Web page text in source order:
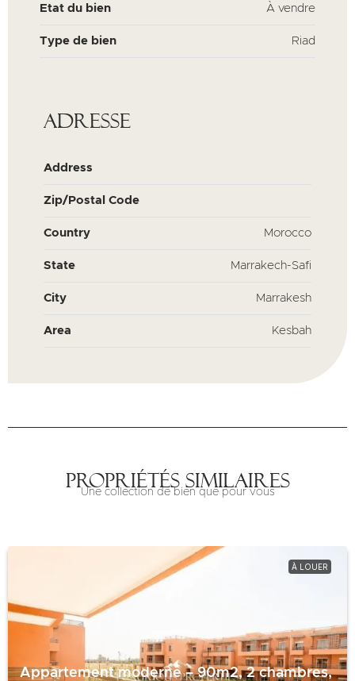
Etat du bien À vendre
Type de bien Riad
Adresse
Address
Zip/Postal Code
Country Morocco
State Marrakech-Safi
City Marrakesh
Area Kesbah
Propriétés similaires
Une collection de bien que pour vous
À LOUER
Appartement moderne – 90m2, 2 chambres,